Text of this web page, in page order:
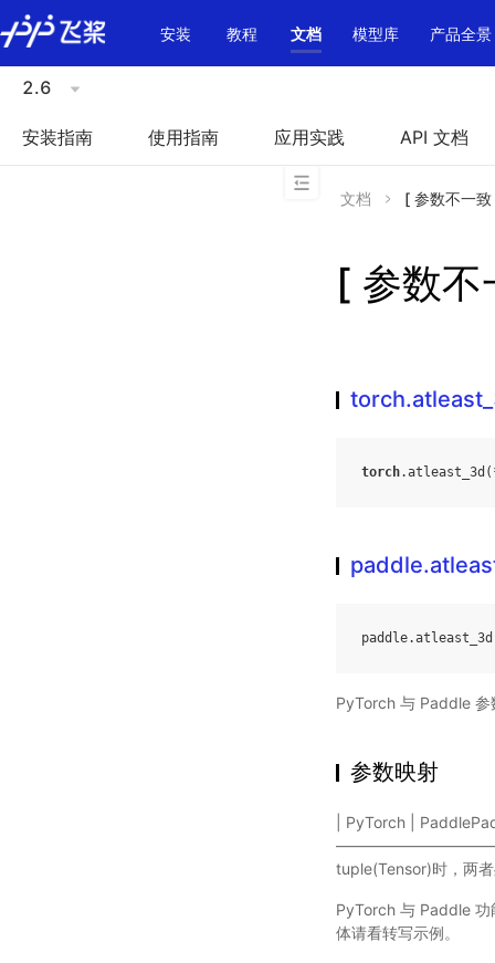
\u200E
安装
教程 文档 模型库 产品全景
2.6
安装指南 使用指南 应用实践 API 文档
文档 [ 参数不一
[ 参数
torch.atleast_3d (
paddle.atleast_3d
PyTorch 与 Paddle 参
参数映射
| PyTorch |
tuple(Tensor)时，两
PyTorch 与 Paddle
体请看转写示例。